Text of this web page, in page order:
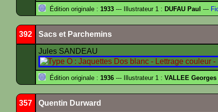
Édition originale : 1933 --- Illustrateur 1 : DUFAU Paul ---
392 Sacs et Parchemins
Jules SANDEAU
Édition originale : 1936 --- Illustrateur 1 : VALLEE Georges
357 Quentin Durward